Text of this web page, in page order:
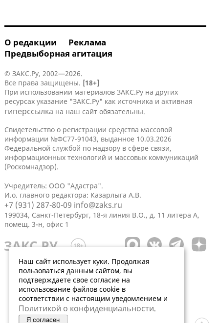
О редакции
Реклама
Предвыборная агитация
© ЗАКС.Ру, 2002—2026.
Все права защищены. [18+]
При использовании материалов ЗАКС.Ру на других
ресурсах указание "ЗАКС.Ру" как источника и активная
гиперссылка на наш сайт обязательны.
Свидетельство о регистрации средства массовой
информации №ФС77-91043, выданное 10.03.2026
Федеральной службой по надзору в сфере связи,
информационных технологий и массовых коммуникаций
(Роскомнадзор).
Учредитель: ООО "Адастра".
И.о. главного редактора: Казарлыга А.В.
+7 (931) 287-80-09 info@zaks.ru
199034, Санкт-Петербург, 18-я линия В.О., д. 11 литера А,
помещ. 3-н, офис 1
Наш сайт использует куки. Продолжая
пользоваться данным сайтом, вы
подтверждаете свое согласие на
использование файлов cookie в
соответствии с настоящим уведомлением и
Политикой о конфиденциальности.
Я согласен